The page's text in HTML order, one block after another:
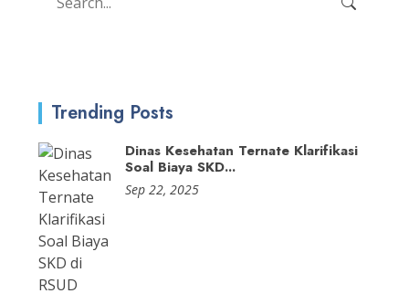
Trending Posts
Dinas Kesehatan Ternate Klarifikasi
Soal Biaya SKD...
Sep 22, 2025